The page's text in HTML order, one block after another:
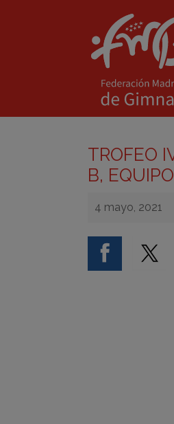
TROFEO
B,
4 mayo, 2021